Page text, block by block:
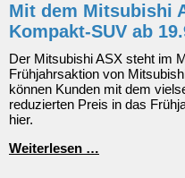
Design
und
hochwertige
Mit dem Mitsubishi
Kompakt-SUV ab
Der Mitsubishi ASX steht im
Frühjahrsaktion von
können Kunden mit dem
reduzierten Preis in das
hier.
Weiterlesen …